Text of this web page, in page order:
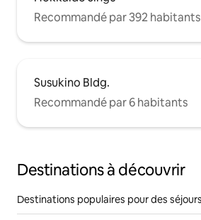
Recommandé par 392 habitants
Susukino Bldg.
Recommandé par 6 habitants
Destinations à découvrir
Destinations populaires pour des